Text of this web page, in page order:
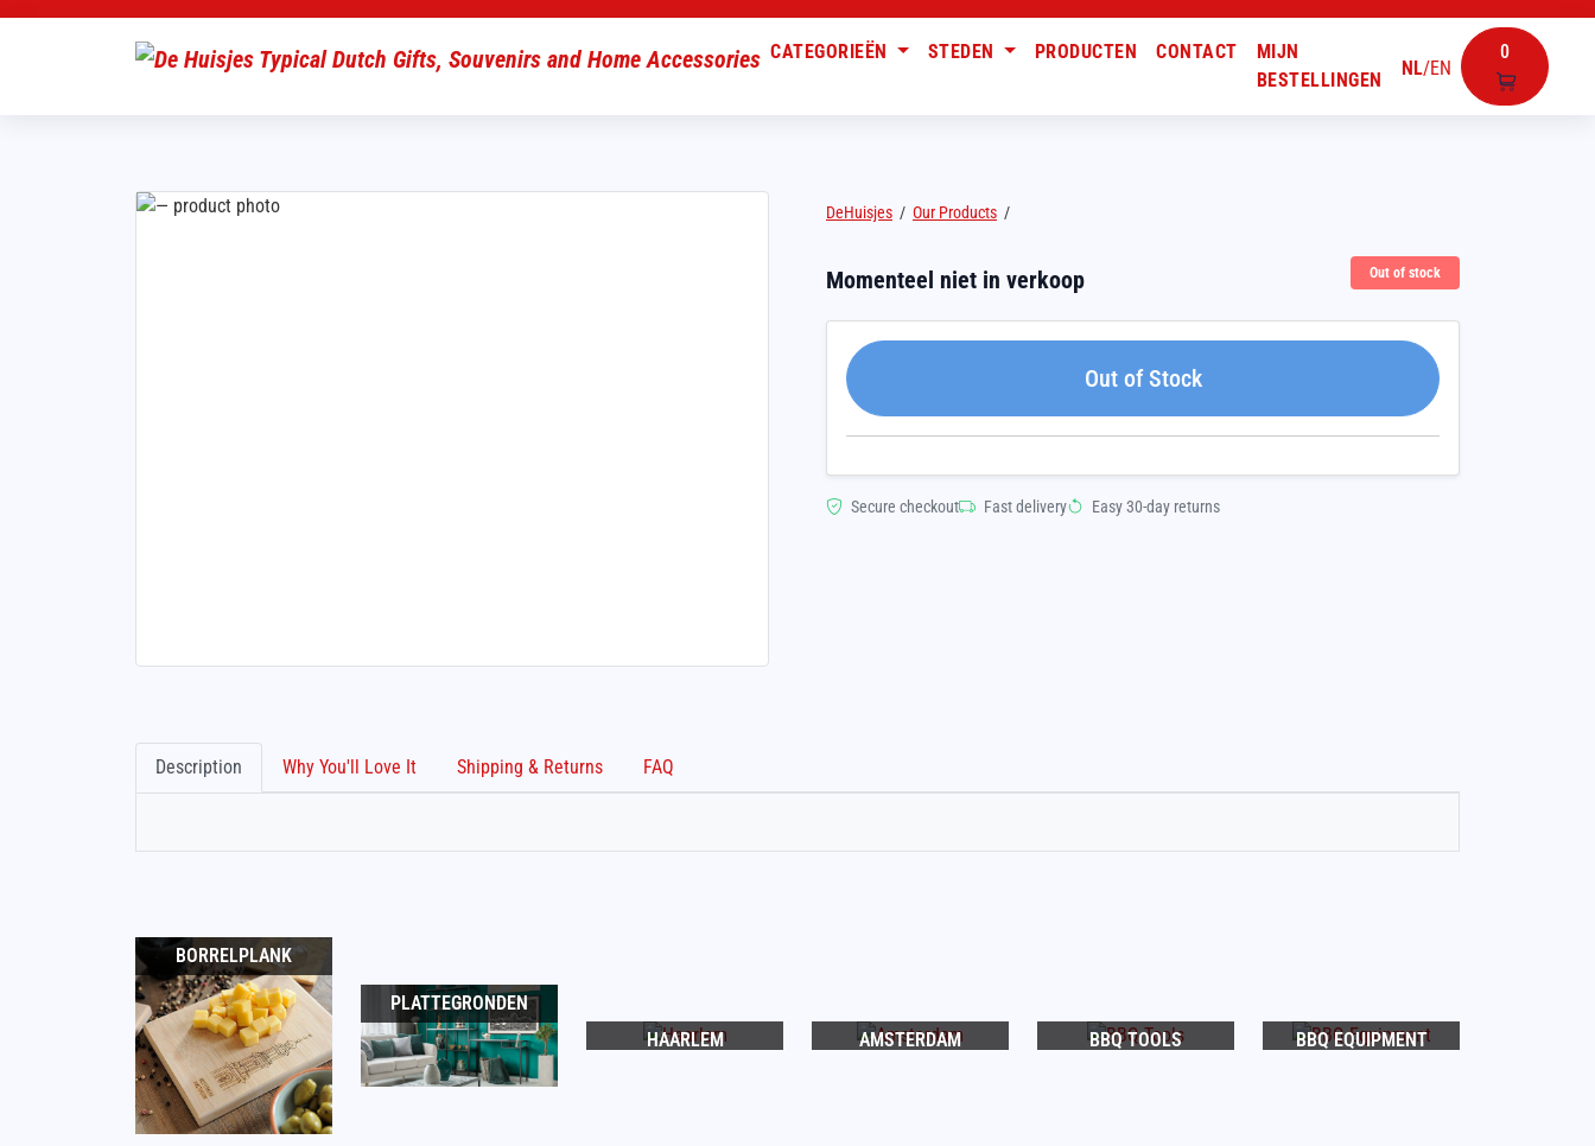
NL/EN
0
CATEGORIEËN STEDEN PRODUCTEN CONTACT
MIJN
BESTELLINGEN
DeHuisjes / Our Products /
Momenteel niet in verkoop Out of stock
Out of Stock
Secure checkout Fast delivery Easy 30-day returns
Description Why You'll Love It Shipping & Returns FAQ
BORRELPLANK
PLATTEGRONDEN
HAARLEM
AMSTERDAM BBQ TOOLS BBQ EQUIPMENT